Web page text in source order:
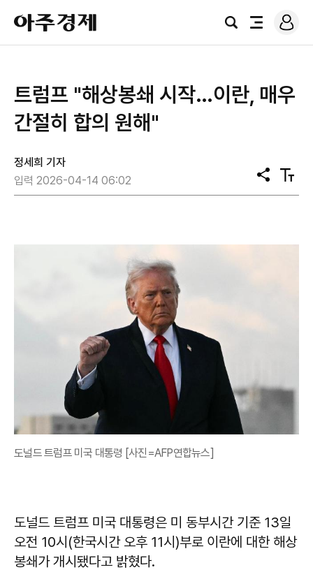
아
주
경
검
전
로
그
트럼프 "해상봉쇄 시작…이란, 매우
간절히 합의 원해"
정세희 기자
입력 2026-04-14 06:02
공
유
텍
스
도널드 트럼프 미국 대통령 [사진=AFP연합뉴스]
도널드 트럼프 미국 대통령은 미 동부시간 기준 13일
오전 10시(한국시간 오후 11시)부로 이란에 대한 해상
봉쇄가 개시됐다고 밝혔다.